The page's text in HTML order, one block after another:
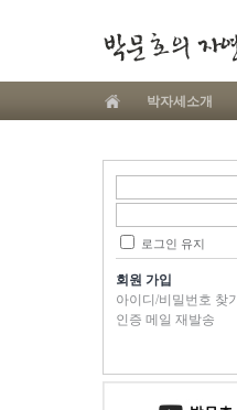
박자세소개
로그인 유지
회원 가입
아이디/비밀번호 찾기
인증 메일 재발송